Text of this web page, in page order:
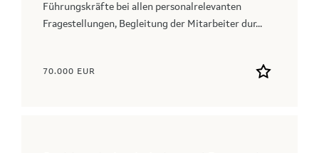
Führungskräfte bei allen personalrelevanten
Fragestellungen, Begleitung der Mitarbeiter dur...
70.000 EUR